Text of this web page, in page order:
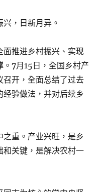
，日新月异。
面推进乡村振兴、实现
7月15日，全国乡村产
召开，全面总结了过去
经验做法，并对后续乡
重。产业兴旺，是乡
和关键，是解决农村一